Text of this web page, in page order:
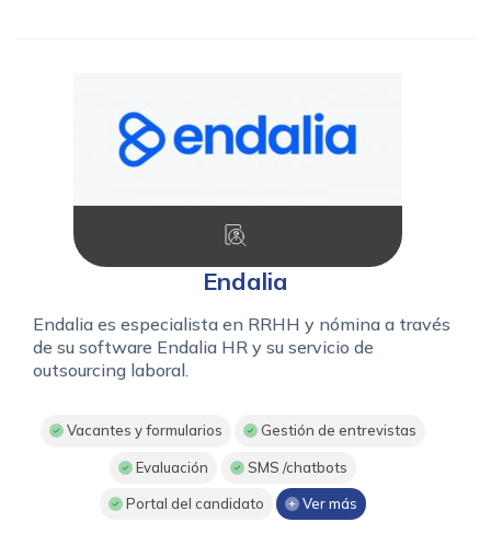
Endalia
Endalia es especialista en RRHH y nómina a través
de su software Endalia HR y su servicio de
outsourcing laboral.
Vacantes y formularios Gestión de entrevistas
Evaluación SMS /chatbots
Portal del candidato Ver más